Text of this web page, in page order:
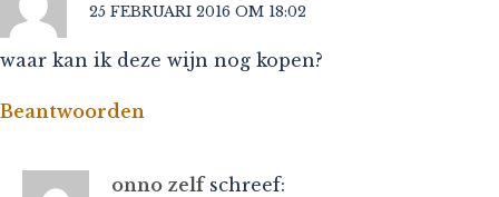
25 FEBRUARI 2016 OM 18:02
waar kan ik deze wijn nog kopen?
Beantwoorden
onno zelf schreef: